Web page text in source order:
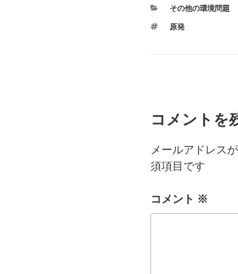
で
開
き
ま
(
新
)
カ
ゴ
その他の環境問題
タ
原発
コメントを
メールアドレス
須項目です
コメント ※